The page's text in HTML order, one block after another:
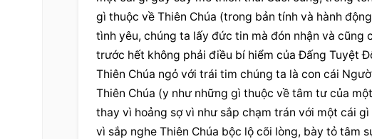
gì thuộc về Thiên Chúa (trong bản tính và hành
tình yêu, chúng ta lấy đức tin mà đón nhận và cũng
trước hết không phải điều bí hiểm của Đấng Tuyệt
Thiên Chúa ngỏ với trái tim chúng ta là con cái
Thiên Chúa (y như những gì thuộc về tâm tư của
thay vì hoảng sợ vì như sắp chạm trán với một cái
vì sắp nghe Thiên Chúa bộc lộ cõi lòng, bày tỏ tâm